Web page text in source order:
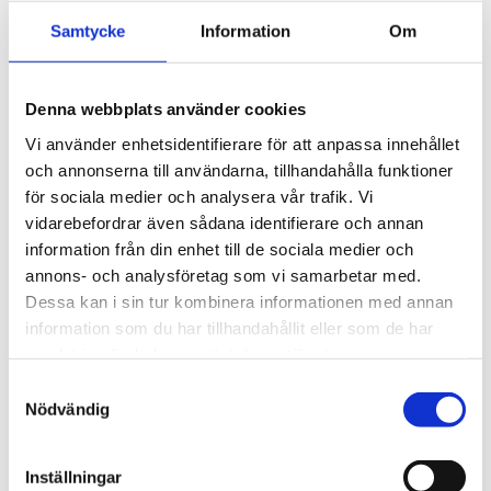
Samtycke Information Om
Denna webbplats använder cookies
Vi använder enhetsidentifierare för att anpassa innehållet
och annonserna till användarna, tillhandahålla funktioner
för sociala medier och analysera vår trafik. Vi
vidarebefordrar även sådana identifierare och annan
information från din enhet till de sociala medier och
annons- och analysföretag som vi samarbetar med.
Dessa kan i sin tur kombinera informationen med annan
information som du har tillhandahållit eller som de har
Nödvändig
Inställningar
ROSTFRITT STÅL-
skruvmejsel spår. 3mm
63
111kr
Lägg till i favoriter
KÖP
ROSTFRITT STÅL-
skruvmejsel spår. 4mm
75kr
175kr
KÖP